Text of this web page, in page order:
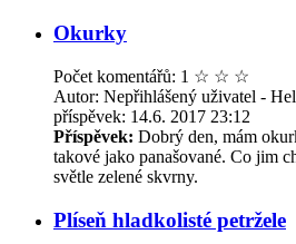
Okurky
Počet komentářů: 1 ☆ ☆ ☆
Autor: Nepřihlášený uživatel -
příspěvek: 14.6. 2017 23:12
Příspěvek: Dobrý den, mám
takové jako panašované. Co jim
světle zelené skvrny.
Plíseň hladkolisté petržele